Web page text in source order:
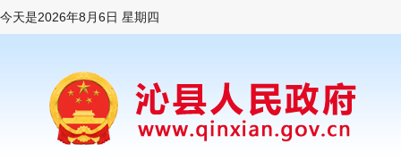
今天是2026年8月6日 星期四